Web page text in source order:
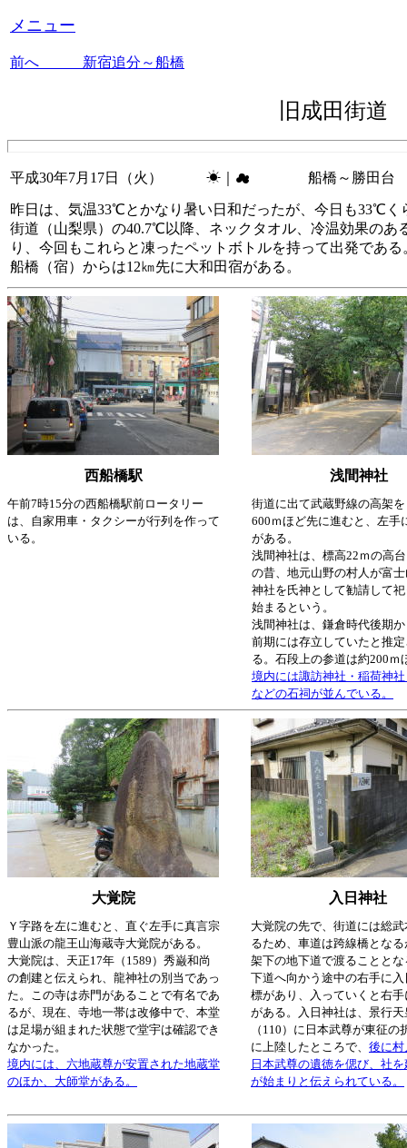
メニュー
前へ 新宿追分～船橋
旧成田街
平成30年7月17日（火） ☀｜☁ 船橋～勝田台
昨日は、気温33℃とかなり暑い日和だったが、今日も33℃
街道（山梨県）の40.7℃以降、ネックタオル、冷温効果の
り、今回もこれらと凍ったペットボトルを持って出発である
船橋（宿）からは12㎞先に大和田宿がある。
西船橋駅 浅間神社
午前7時15分の西船橋駅前ロータリー
は、自家用車・タクシーが行列を作って
いる。
街道に出て武蔵野線の高架
600ｍほど先に進むと、左手
がある。
浅間神社は、標高22ｍの高
の昔、地元山野の村人が富
神社を氏神として勧請して
始まるという。
浅間神社は、鎌倉時代後期
前期には存立していたと推
る。石段上の参道は約200ｍ
境内には諏訪神社・稲荷神
などの石祠が並んでいる。
大覚院 入日神社
Ｙ字路を左に進むと、直ぐ左手に真言宗
豊山派の龍王山海蔵寺大覚院がある。
大覚院は、天正17年（1589）秀巌和尚
の創建と伝えられ、龍神社の別当であっ
た。この寺は赤門があることで有名であ
るが、現在、寺地一帯は改修中で、本堂
は足場が組まれた状態で堂宇は確認でき
なかった。
境内には、六地蔵尊が安置された地蔵堂
のほか、大師堂がある。
大覚院の先で、街道には総
るため、車道は跨線橋とな
架下の地下道で渡ることと
下道へ向かう途中の右手に
標があり、入っていくと右
がある。入日神社は、景行天
（110）に日本武尊が東征の
に上陸したところで、 後に村
日本武尊の遺徳を偲び、社
が始まりと伝えられている。